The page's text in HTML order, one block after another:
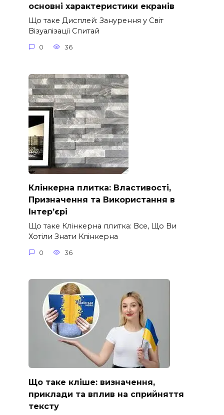
основні характеристики екранів
Що таке Дисплей: Занурення у Світ
Візуалізації Спитай
0 36
Клінкерна плитка: Властивості,
Призначення та Використання в
Інтер’єрі
Що таке Клінкерна плитка: Все, Що Ви
Хотіли Знати Клінкерна
0 36
Що таке кліше: визначення,
приклади та вплив на сприйняття
тексту